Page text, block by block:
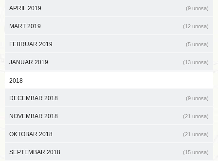
APRIL 2019 (9 unosa)
MART 2019 (12 unosa)
FEBRUAR 2019 (5 unosa)
JANUAR 2019 (13 unosa)
2018
DECEMBAR 2018 (9 unosa)
NOVEMBAR 2018 (21 unosa)
OKTOBAR 2018 (21 unosa)
SEPTEMBAR 2018 (15 unosa)